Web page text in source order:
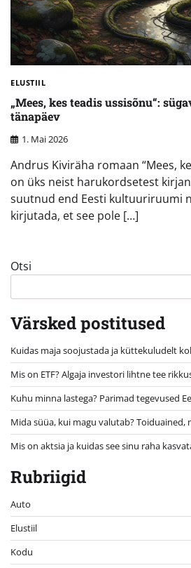
ELUSTIIL
„Mees, kes teadis ussisõnu“:
tänapäev
1. Mai 2026
Andrus Kiviräha romaan “Mees,
on üks neist harukordsetest
suutnud end Eesti kultuuriruumi
kirjutada, et see pole […]
Otsi
Värsked postitused
Kuidas maja soojustada ja küttekuludelt
Mis on ETF? Algaja investori lihtne tee
Kuhu minna lastega? Parimad tegevused
Mida süüa, kui magu valutab? Toiduained,
Mis on aktsia ja kuidas see sinu raha
Rubriigid
Auto
Elustiil
Kodu